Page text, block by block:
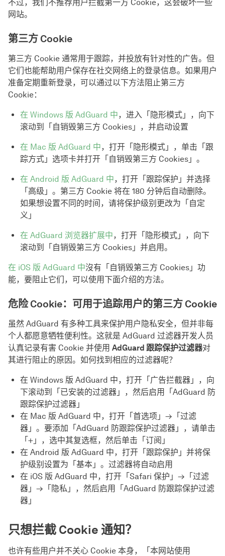
不过，我们不推荐用户拦截第一方 Cookie，这会破坏一些
网站。
第三方 Cookie
第三方 Cookie 通常用于跟踪，并投放有针对性的广告。但
它们也能帮助用户保存在社交网络上的登录信息。如果用户
准备定期重新登录，可以通过以下方法阻止第三方
Cookie：
在 Windows 版 AdGuard 中，进入「隐形模式」，向下
滚动到「自销毁第三方 Cookies」，并启动设置
在 Mac 版 AdGuard 中，打开「隐形模式」，单击「跟
踪方式」选项卡并打开「自销毁第三方 Cookies」。
在 Android 版 AdGuard 中，打开「跟踪保护」并选择
「高级」。第三方 Cookie 将在 180 分钟后自动删除。
如果想设置不同的时间，请将保护级别更改为「自定
义」
在 AdGuard 浏览器扩展中，打开「隐形模式」，向下
滚动到「自销毁第三方 Cookies」并启用。
在 iOS 版 AdGuard 中沒有「自销毁第三方 Cookies」功
能，要阻止它们，可以使用下面介绍的方法。
危险 Cookie：可用于追踪用户的第三方 Cookie
虽然 AdGuard 有多种工具来保护用户隐私安全，但并非每
个人都愿意牺牲便利性。这就是 AdGuard 过滤器开发人员
认真记录有害 Cookie 并使用 AdGuard 跟踪保护过滤器对
其进行阻止的原因。如何找到相应的过滤器呢？
在 Windows 版 AdGuard 中，打开「广告拦截器」，向
下滚动到「已安装的过滤器」，然后启用「AdGuard 防
跟踪保护过滤器」
在 Mac 版 AdGuard 中，打开「首选项」→「过滤
器」。要添加「AdGuard 防跟踪保护过滤器」，请单击
「+」，选中其复选框，然后单击「订阅」
在 Android 版 AdGuard 中，打开「跟踪保护」并将保
护级别设置为「基本」。过滤器将自动启用
在 iOS 版 AdGuard 中，打开「Safari 保护」→「过滤
器」→「隐私」，然后启用「AdGuard 防跟踪保护过滤
器」
只想拦截 Cookie 通知？
也许有些用户并不关心 Cookie 本身，「本网站使用